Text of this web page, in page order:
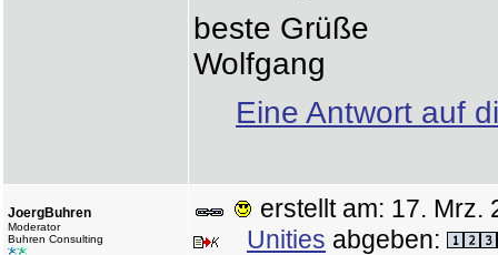
beste Grüße
Wolfgang
Eine Antwort auf
JoergBuhren
Moderator
Buhren Consulting
erstellt am: 17.
Unities abgeben: